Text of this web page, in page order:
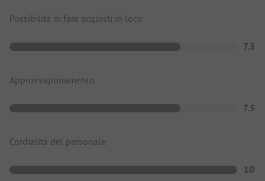
Possibilità di fare acquisti in loco
7.5
Approvvigionamento
7.5
Cordialità del personale
10